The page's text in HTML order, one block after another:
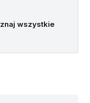
wszystkie